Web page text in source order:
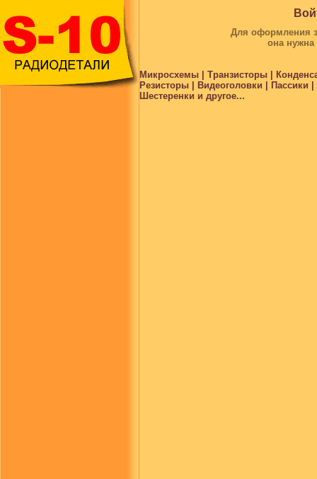
Для оформления
она
Микросхемы | Транзисторы |
Резисторы | Видеоголовки |
Шестеренки и другое...